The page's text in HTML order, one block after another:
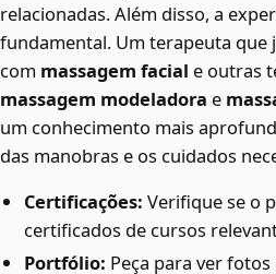
relacionadas. Além disso, a
fundamental. Um terapeuta que
com massagem facial e outras
massagem modeladora e
um conhecimento mais
das manobras e os cuidados
Certificações: Verifique se o
certificados de cursos
Portfólio: Peça para ver